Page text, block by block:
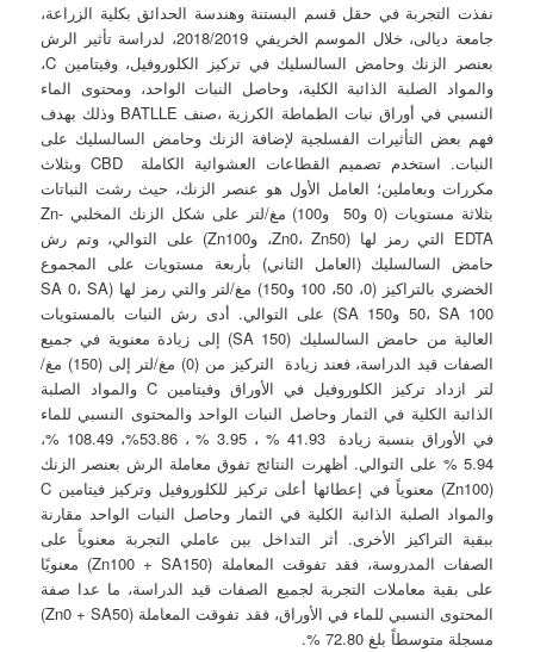
نفذت التجربة في حقل قسم البستنة وهندسة الحدائق بكلية الزراعة،
جامعة ديالى، خلال الموسم الخريفي 2018/2019، لدراسة تأثير الرش
بعنصر الزنك وحامض السالسليك في تركيز الكلوروفيل، وفيتامين C،
والمواد الصلبة الذائبة الكلية، وحاصل النبات الواحد، ومحتوى الماء
النسبي في أوراق نبات الطماطة الكرزية ،صنف BATLLE وذلك بهدف
فهم بعض التأثيرات الفسلجية لإضافة الزنك وحامض السالسليك على
النبات. استخدم تصميم القطاعات العشوائية الكاملة CBD وبثلاث
مكررات وبعاملين؛ العامل الأول هو عنصر الزنك، حيث رشت النباتات
بثلاثة مستويات (0 و50 و100) مغ/لتر على شكل الزنك المخلبي Zn-
EDTA التي رمز لها (Zn0، Zn50، وZn100) على التوالي، وتم رش
حامض السالسليك (العامل الثاني) بأربعة مستويات على المجموع
الخضري بالتراكيز (0، 50، 100 و150) مغ/لتر والتي رمز لها (SA 0، SA
50، SA 100 وSA 150) على التوالي. أدى رش النبات بالمستويات
العالية من حامض السالسليك (SA 150) إلى زيادة معنوية في جميع
الصفات قيد الدراسة، فعند زيادة التركيز من (0) مغ/لتر إلى (150) مغ/
لتر ازداد تركيز الكلوروفيل في الأوراق وفيتامين C والمواد الصلبة
الذائبة الكلية في الثمار وحاصل النبات الواحد والمحتوى النسبي للماء
في الأوراق بنسبة زيادة 41.93 % ، 3.95 % ، 53.86%، 108.49 %،
5.94 % على التوالي. أظهرت‏ النتائج تفوق معاملة الرش بعنصر الزنك
(Zn100) معنوياً في إعطائها أعلى تركيز للكلوروفيل وتركيز فيتامين C
والمواد الصلبة الذائبة الكلية في الثمار وحاصل النبات الواحد مقارنة
ببقية التراكيز الأخرى. أثر التداخل بين عاملي التجربة معنوياً على
الصفات المدروسة، فقد تفوقت المعاملة (Zn100 + SA150) معنويًا
على بقية معاملات التجربة لجميع الصفات قيد الدراسة، ما عدا صفة
المحتوى النسبي للماء في الأوراق، فقد تفوقت المعاملة (Zn0 + SA50)
مسجلة متوسطاً بلغ 72.80 %.